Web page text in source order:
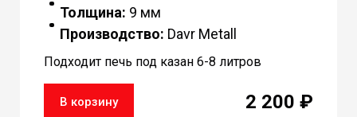
Толщина: 9 мм
Производство: Davr Metall
Подходит печь под казан 6-8 литров
В корзину 2 200 ₽